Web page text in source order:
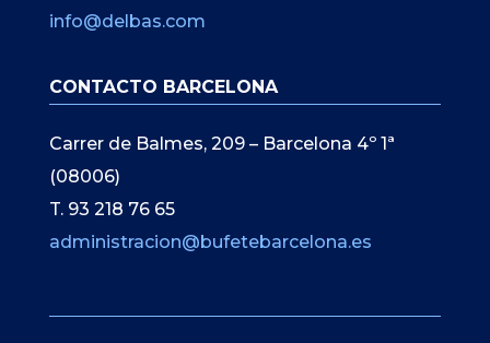
info@delbas.com
CONTACTO BARCELONA
Carrer de Balmes, 209 – Barcelona 4º 1ª
(08006)
T. 93 218 76 65
administracion@bufetebarcelona.es